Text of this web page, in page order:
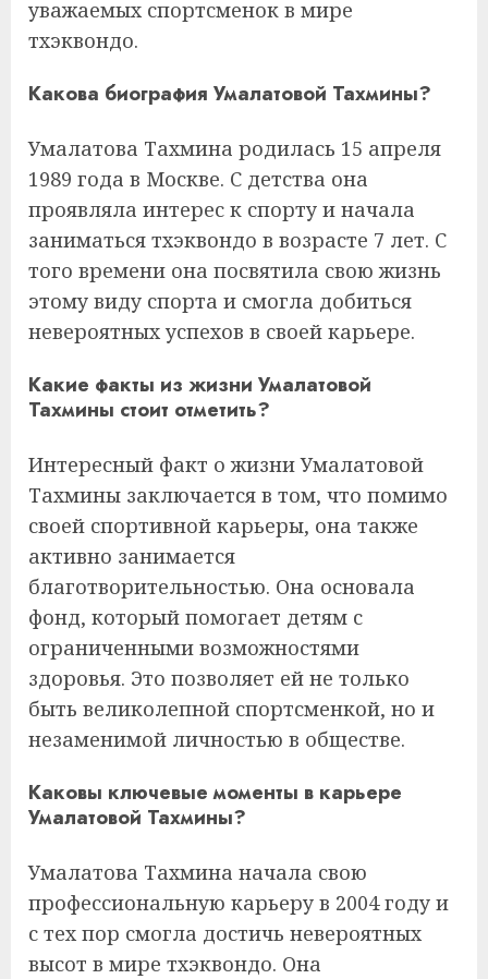
уважаемых спортсменок в мире
тхэквондо.
Какова биография Умалатовой Тахмины?
Умалатова Тахмина родилась 15 апреля
1989 года в Москве. С детства она
проявляла интерес к спорту и начала
заниматься тхэквондо в возрасте 7 лет. С
того времени она посвятила свою жизнь
этому виду спорта и смогла добиться
невероятных успехов в своей карьере.
Какие факты из жизни Умалатовой
Тахмины стоит отметить?
Интересный факт о жизни Умалатовой
Тахмины заключается в том, что помимо
своей спортивной карьеры, она также
активно занимается
благотворительностью. Она основала
фонд, который помогает детям с
ограниченными возможностями
здоровья. Это позволяет ей не только
быть великолепной спортсменкой, но и
незаменимой личностью в обществе.
Каковы ключевые моменты в карьере
Умалатовой Тахмины?
Умалатова Тахмина начала свою
профессиональную карьеру в 2004 году и
с тех пор смогла достичь невероятных
высот в мире тхэквондо. Она